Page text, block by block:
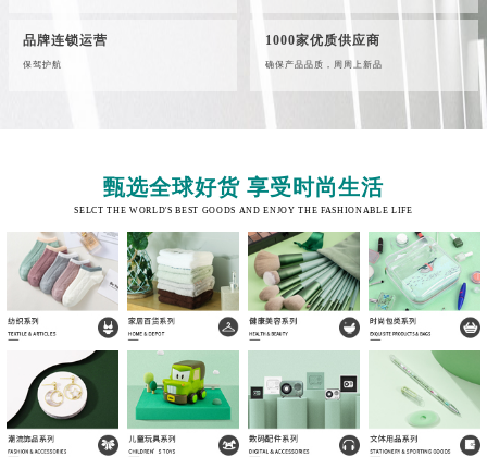
品牌连锁运营
保驾护航
1000家优质供应商
确保产品品质，周周上新品
甄选全球好货 享受时尚生活
SELCT THE WORLD'S BEST GOODS AND ENJOY THE FASHIONABLE LIFE